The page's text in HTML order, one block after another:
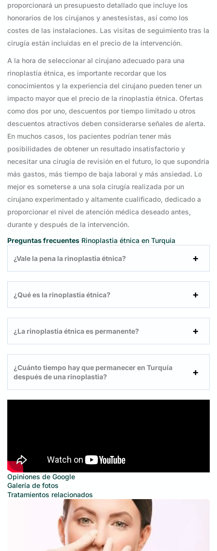
proporcionará un presupuesto detallado que incluye los
honorarios de los cirujanos y anestesistas, así como los
costes de las instalaciones. Las visitas de seguimiento tras la
cirugía están incluidas en el precio de la intervención.
A la hora de seleccionar al cirujano adecuado para una
rinoplastia étnica, es importante recordar que los
conocimientos y la experiencia del cirujano pueden tener un
impacto mayor que el precio de la rinoplastia étnica. Ofertas
como dos por uno, descuentos por tiempo limitado u otros
descuentos atractivos deben considerarse señales de alerta.
En muchos casos, los pacientes podrían tener más
posibilidades de obtener un resultado insatisfactorio y
necesitar una cirugía de revisión en el futuro, lo que supondría
más gastos, más tiempo de baja laboral y más ansiedad. Lo
mejor es someterse a una sola cirugía realizada por un
cirujano experimentado y altamente cualificado, dedicado a
proporcionar el nivel de atención médica deseado antes,
durante y después de la intervención.
Preguntas frecuentes Rinoplastia étnica en Turquía
¿Vale la pena la rinoplastia étnica?
¿Qué es la rinoplastia étnica?
¿La rinoplastia étnica es permanente?
¿Cuánto tiempo hay que permanecer en Turquía
después de una rinoplastia?
Opiniones de Google
Galería de fotos
Tratamientos relacionados